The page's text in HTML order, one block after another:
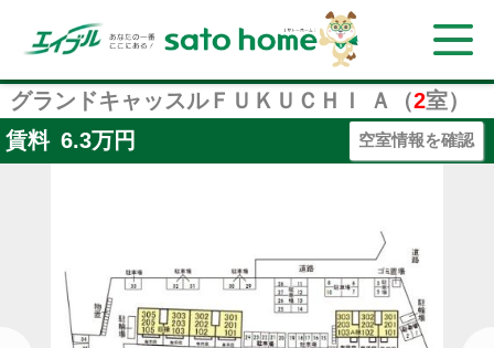
グランドキャッスルＦＵＫＵＣＨＩ Ａ（2室）
賃料 6.3万円 空室情報を確認